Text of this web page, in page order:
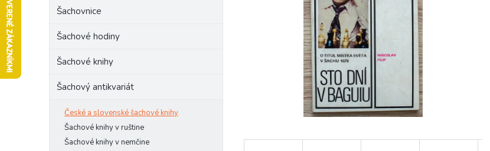
Šachovnice
Šachové hodiny
Šachové knihy
Šachový antikvariát
České a slovenské šachové knihy
Šachové knihy v ruštine
Šachové knihy v nemčine